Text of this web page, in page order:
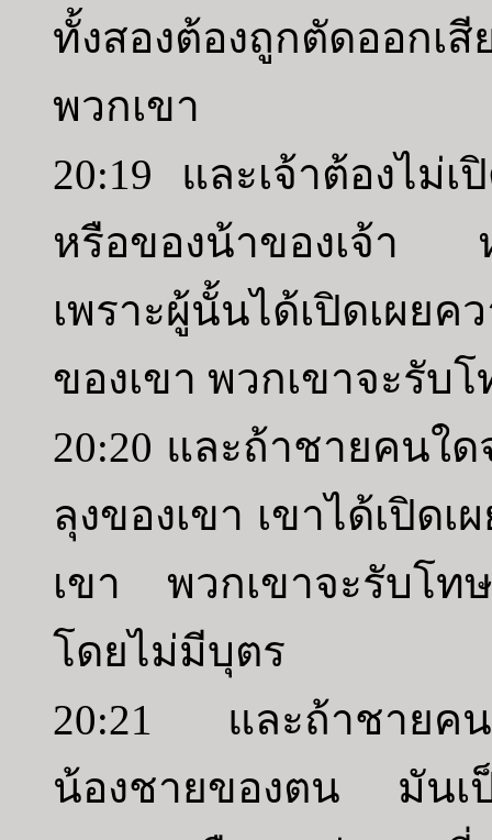
ทั้งสองต้องถูกตัดออกเ
พวกเขา
20:19 และเจ้าต้องไม่เ
หรือของน้าของเจ้า ห
เพราะผู้นั้นได้เปิดเผย
ของเขา พวกเขาจะรับ
20:20 และถ้าชายคนใ
ลุงของเขา เขาได้เปิด
เขา พวกเขาจะรับโท
โดยไม่มีบุตร
20:21 และถ้าชายคน
น้องชายของตน มันเ